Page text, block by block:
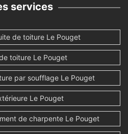
services
de toiture Le Pouget
toiture Le Pouget
par soufflage Le Pouget
Le Pouget
de charpente Le Pouget